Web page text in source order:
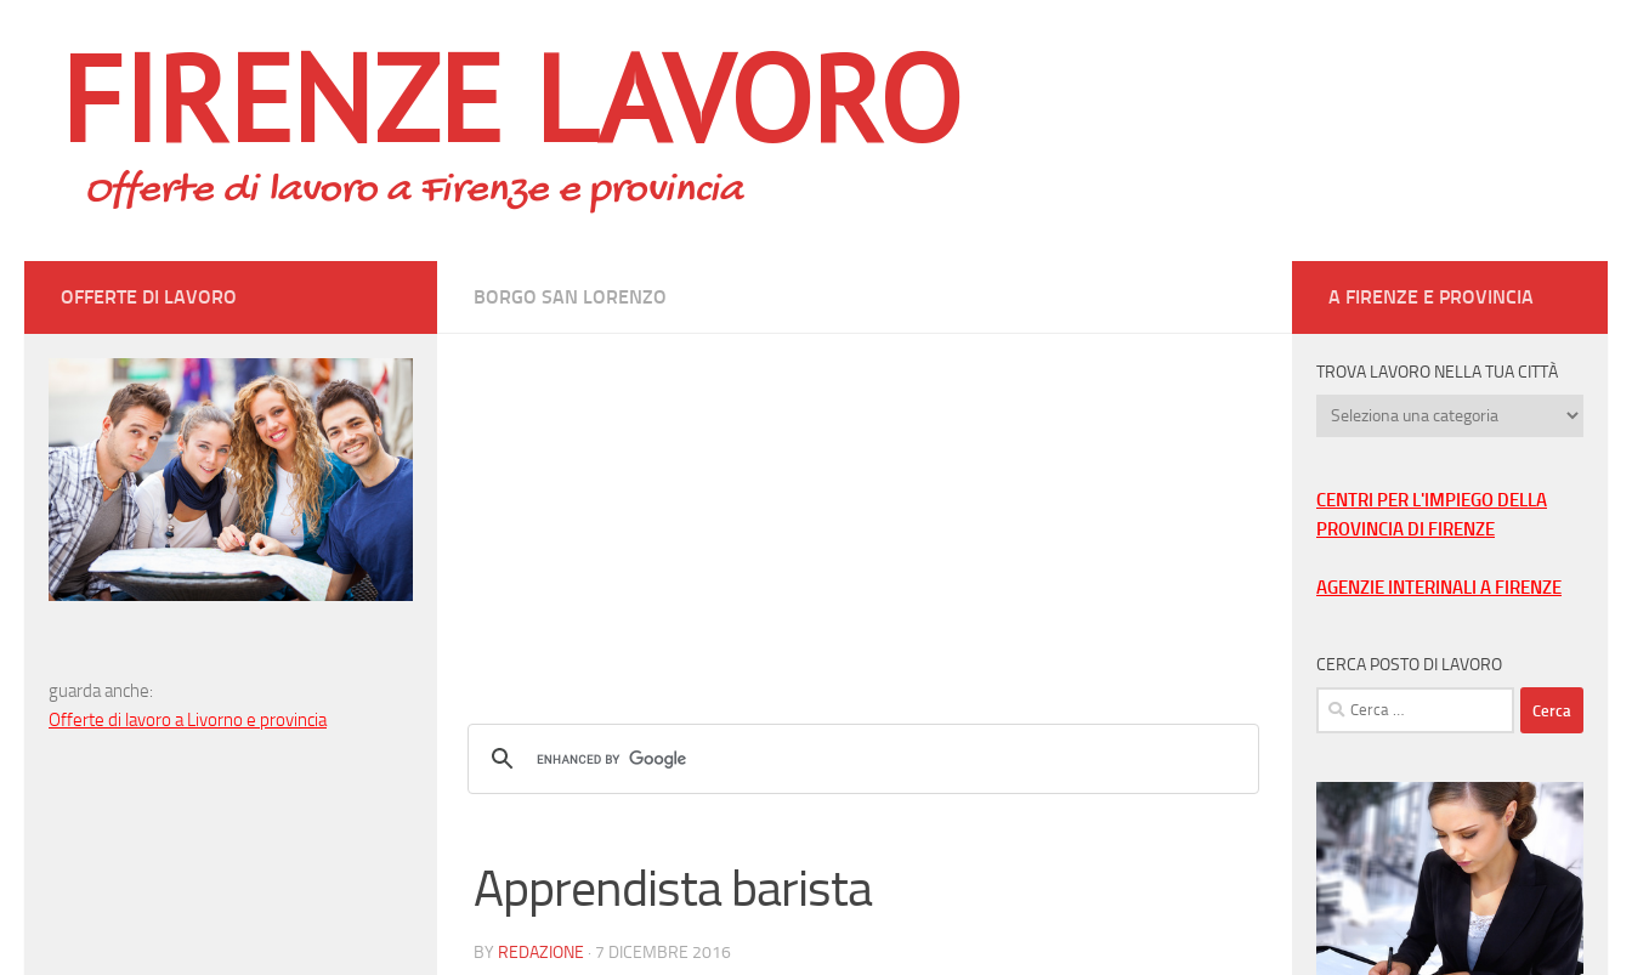
FIRENZE LAVORO
Offerte di lavoro a Firenze e provincia
BORGO SAN LORENZO
Apprendista barista
BY REDAZIONE · 7 DICEMBRE 2016
OFFERTE DI LAVORO
guarda anche:
Offerte di lavoro a Livorno e provincia
A FIRENZE E PROVINCIA
TROVA LAVORO NELLA TUA CITTÀ
Trova
tua
città
CENTRI PER L'IMPIEGO DELLA
PROVINCIA DI FIRENZE
AGENZIE INTERINALI A FIRENZE
CERCA POSTO DI LAVORO
Ricerca
per: